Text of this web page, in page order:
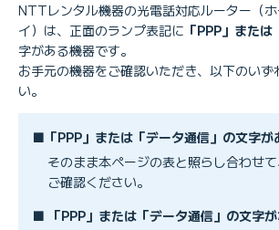
NTTレンタル機器の光電話対応ルーター（ホ
イ）は、正面のランプ表記に 「PPP」または
字がある機器です。
お手元の機器をご確認いただき、以下のいず
い。
■「PPP」または「データ通信」の文字が
そのまま本ページの表と照らし合わせ
ご確認ください。
■ 「PPP」または「データ通信」の文字